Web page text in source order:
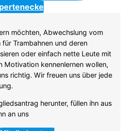
möchten, Abwechslung vom
Trambahnen und deren
oder einfach nette Leute mit
Motivation kennenlernen wollen,
richtig. Wir freuen uns über jede
herunter, füllen ihn aus
an uns